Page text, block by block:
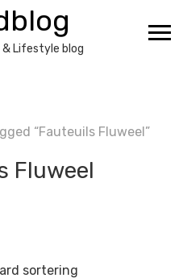
& Lifestyle blog
“Fauteuils Fluweel”
Fluweel